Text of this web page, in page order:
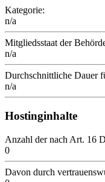
Kategorie:
n/a
Mitgliedsstaat der
n/a
Durchschnittliche Dauer
n/a
Hostinginhalte
Anzahl der nach Art. 16
0
Davon durch